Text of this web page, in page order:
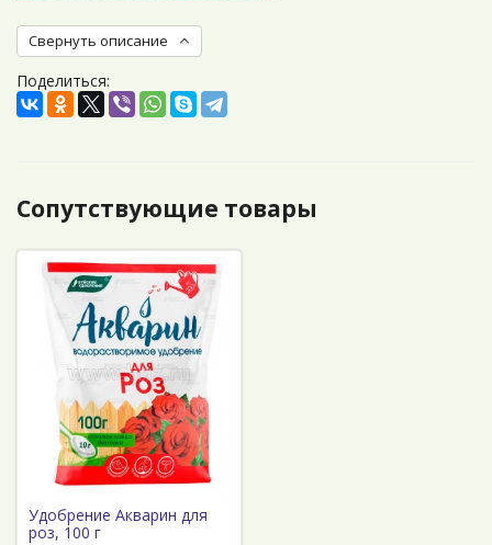
Свернуть описание
Поделиться:
Сопутствующие товары
Удобрение Акварин для
роз, 100 г